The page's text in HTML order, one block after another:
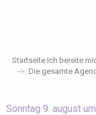
Startseite Ich bereite
Die gesamte
Sonntag 9. august